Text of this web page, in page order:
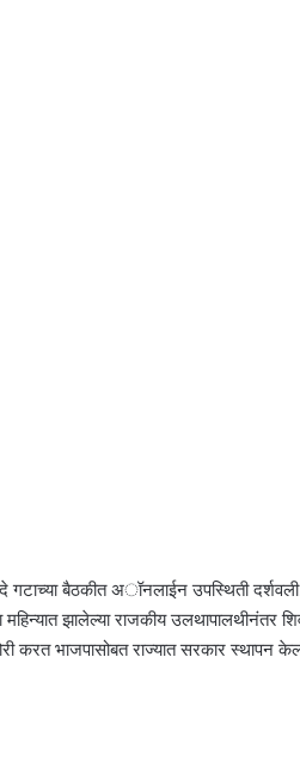
बैठकीत अॉनलाईन उपस्थिती
महिन्यात झालेल्या राजकीय उलथापालथीनंतर
भाजपासोबत राज्यात सरकार स्थापन